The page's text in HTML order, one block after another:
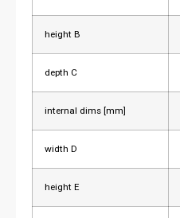
height B
depth C
internal dims [mm]
width D
height E